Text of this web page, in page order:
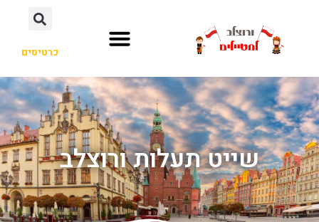
כרטיסים
שייט תעלות ורוצלב